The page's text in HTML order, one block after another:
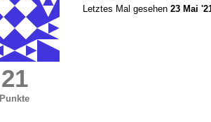
21
Punkte
Letztes Mal gesehen 23 Mai